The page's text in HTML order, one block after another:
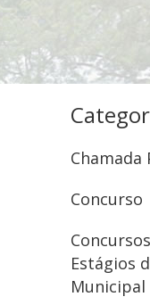
Chamada
Concurso
Estágios
Municipal